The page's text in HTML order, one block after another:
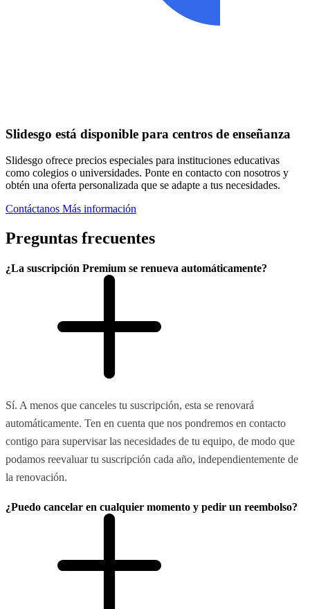
Slidesgo está disponible para centros de enseñanza
Slidesgo ofrece precios especiales para instituciones educativas
como colegios o universidades. Ponte en contacto con nosotros y
obtén una oferta personalizada que se adapte a tus necesidades.
Contáctanos Más información
Preguntas frecuentes
¿La suscripción Premium se renueva automáticamente?
Sí. A menos que canceles tu suscripción, esta se renovará
automáticamente. Ten en cuenta que nos pondremos en contacto
contigo para supervisar las necesidades de tu equipo, de modo que
podamos reevaluar tu suscripción cada año, independientemente de
la renovación.
¿Puedo cancelar en cualquier momento y pedir un reembolso?